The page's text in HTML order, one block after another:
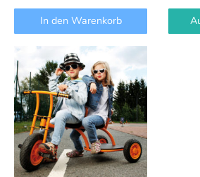
In den Warenkorb